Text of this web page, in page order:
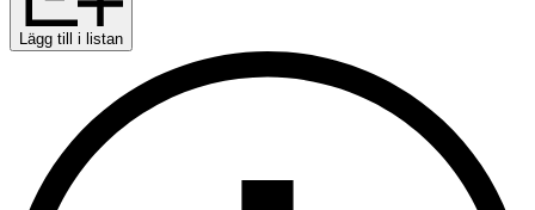
Lägg till i listan